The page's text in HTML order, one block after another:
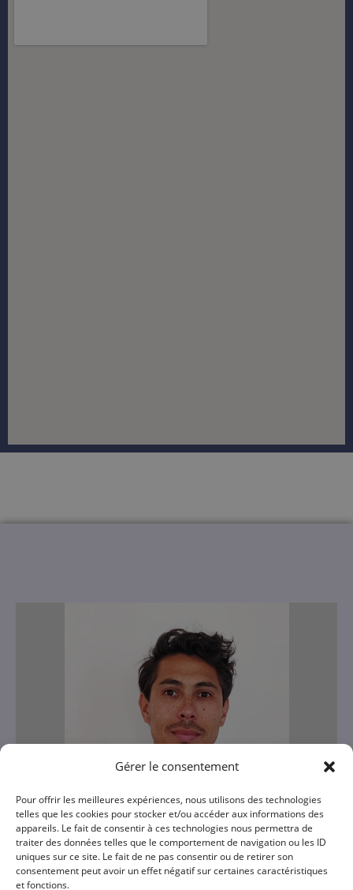
Gérer le consentement
Pour offrir les meilleures expériences, nous utilisons des technologies
telles que les cookies pour stocker et/ou accéder aux informations des
appareils. Le fait de consentir à ces technologies nous permettra de
traiter des données telles que le comportement de navigation ou les ID
uniques sur ce site. Le fait de ne pas consentir ou de retirer son
consentement peut avoir un effet négatif sur certaines caractéristiques
et fonctions.